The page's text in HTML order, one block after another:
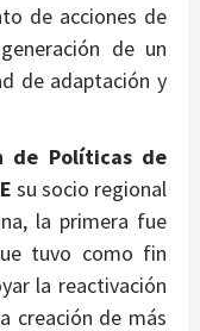
de acciones de
de un
de adaptación y
de Políticas de
su socio regional
la primera fue
tuvo como fin
la reactivación
creación de más